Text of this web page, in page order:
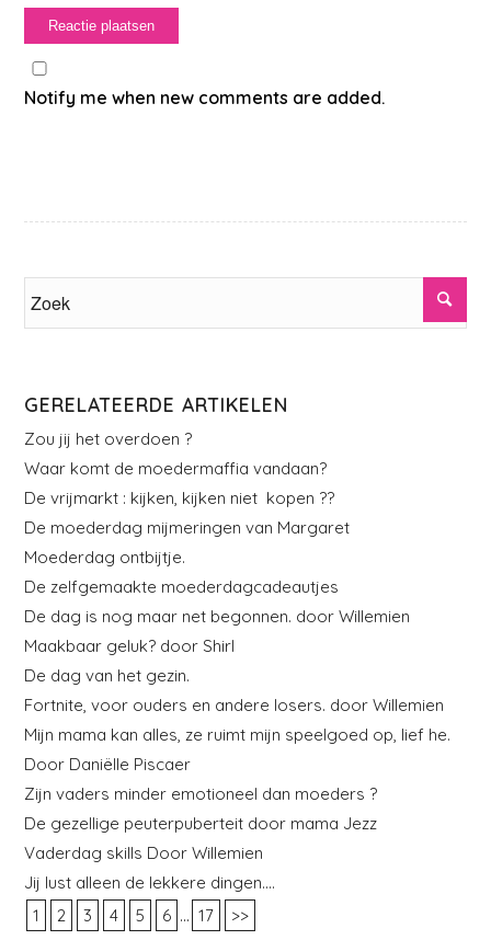
Notify me when new comments are added.
GERELATEERDE ARTIKELEN
Zou jij het overdoen ?
Waar komt de moedermaffia vandaan?
De vrijmarkt : kijken, kijken niet kopen ??
De moederdag mijmeringen van Margaret
Moederdag ontbijtje.
De zelfgemaakte moederdagcadeautjes
De dag is nog maar net begonnen. door Willemien
Maakbaar geluk? door Shirl
De dag van het gezin.
Fortnite, voor ouders en andere losers. door Willemien
Mijn mama kan alles, ze ruimt mijn speelgoed op, lief he.
Door Daniëlle Piscaer
Zijn vaders minder emotioneel dan moeders ?
De gezellige peuterpuberteit door mama Jezz
Vaderdag skills Door Willemien
Jij lust alleen de lekkere dingen….
1
2 3 4 5 6 ... 17 >>